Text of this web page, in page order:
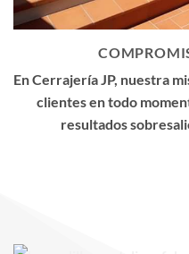
En Cerrajería JP, nuestra
clientes en todo
resultados